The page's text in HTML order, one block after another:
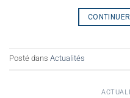
Posté dans Actualités